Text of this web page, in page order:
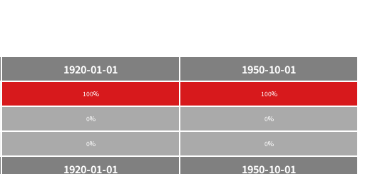
1920-01-01
1950-10-01
100% 100%
0% 0%
0% 0%
1920-01-01 1950-10-01